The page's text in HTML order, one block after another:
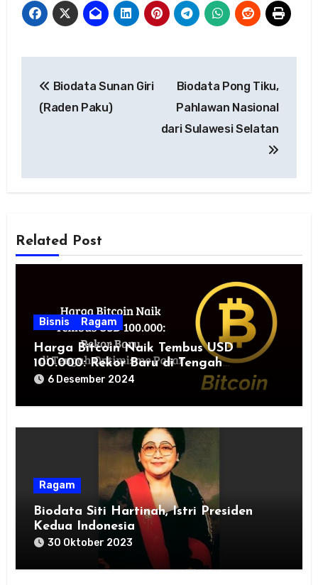
pos
Biodata Sunan Giri
(Raden Paku)
Biodata Pong Tiku,
Pahlawan Nasional
dari Sulawesi Selatan
Related Post
Bisnis Ragam
Harga Bitcoin Naik Tembus USD
100.000: Rekor Baru di Tengah
Optimisme Pasar
6 Desember 2024
Ragam
Biodata Siti Hartinah, Istri Presiden
Kedua Indonesia
30 Oktober 2023